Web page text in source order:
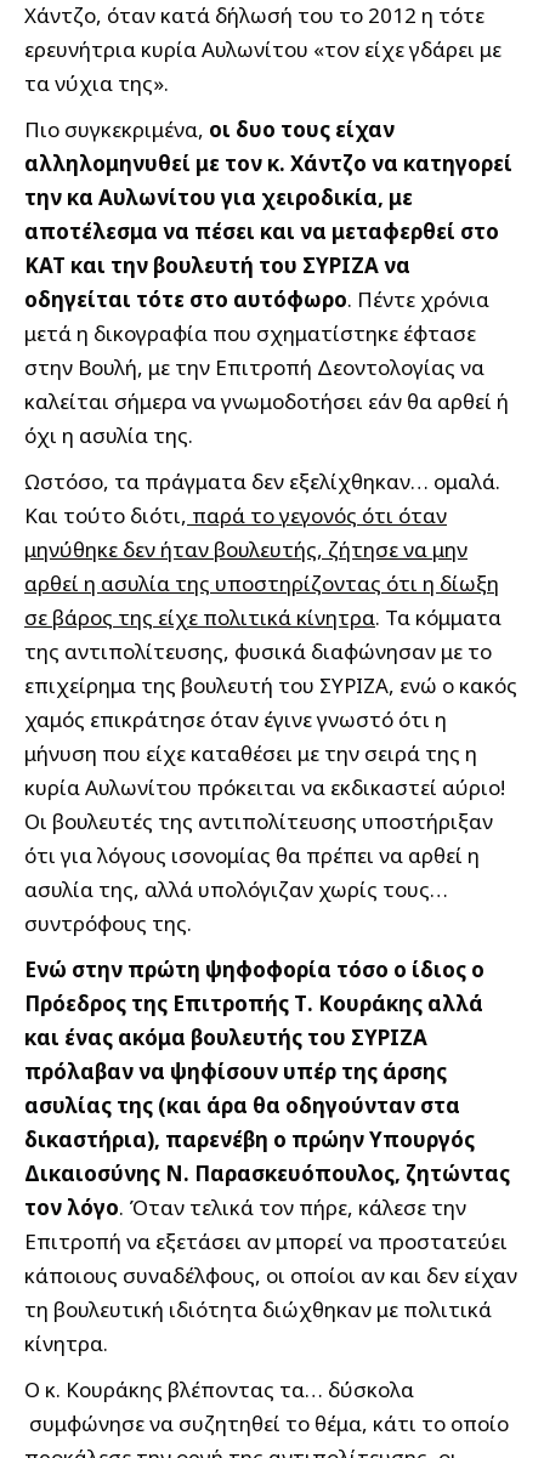
Χάντζο, όταν κατά δήλωσή του το 2012 η τότε
ερευνήτρια κυρία Αυλωνίτου «τον είχε γδάρει με
τα νύχια της».
Πιο συγκεκριμένα, οι δυο τους είχαν
αλληλομηνυθεί με τον κ. Χάντζο να κατηγορεί
την κα Αυλωνίτου για χειροδικία, με
αποτέλεσμα να πέσει και να μεταφερθεί στο
ΚΑΤ και την βουλευτή του ΣΥΡΙΖΑ να
οδηγείται τότε στο αυτόφωρο. Πέντε χρόνια
μετά η δικογραφία που σχηματίστηκε έφτασε
στην Βουλή, με την Επιτροπή Δεοντολογίας να
καλείται σήμερα να γνωμοδοτήσει εάν θα αρθεί ή
όχι η ασυλία της.
Ωστόσο, τα πράγματα δεν εξελίχθηκαν… ομαλά.
Και τούτο διότι, παρά το γεγονός ότι όταν
μηνύθηκε δεν ήταν βουλευτής, ζήτησε να μην
αρθεί η ασυλία της υποστηρίζοντας ότι η δίωξη
σε βάρος της είχε πολιτικά κίνητρα. Τα κόμματα
της αντιπολίτευσης, φυσικά διαφώνησαν με το
επιχείρημα της βουλευτή του ΣΥΡΙΖΑ, ενώ ο κακός
χαμός επικράτησε όταν έγινε γνωστό ότι η
μήνυση που είχε καταθέσει με την σειρά της η
κυρία Αυλωνίτου πρόκειται να εκδικαστεί αύριο!
Οι βουλευτές της αντιπολίτευσης υποστήριξαν
ότι για λόγους ισονομίας θα πρέπει να αρθεί η
ασυλία της, αλλά υπολόγιζαν χωρίς τους…
συντρόφους της.
Ενώ στην πρώτη ψηφοφορία τόσο ο ίδιος ο
Πρόεδρος της Επιτροπής Τ. Κουράκης αλλά
και ένας ακόμα βουλευτής του ΣΥΡΙΖΑ
πρόλαβαν να ψηφίσουν υπέρ της άρσης
ασυλίας της (και άρα θα οδηγούνταν στα
δικαστήρια), παρενέβη ο πρώην Υπουργός
Δικαιοσύνης Ν. Παρασκευόπουλος, ζητώντας
τον λόγο. Όταν τελικά τον πήρε, κάλεσε την
Επιτροπή να εξετάσει αν μπορεί να προστατεύει
κάποιους συναδέλφους, οι οποίοι αν και δεν είχαν
τη βουλευτική ιδιότητα διώχθηκαν με πολιτικά
κίνητρα.
Ο κ. Κουράκης βλέποντας τα… δύσκολα
συμφώνησε να συζητηθεί το θέμα, κάτι το οποίο